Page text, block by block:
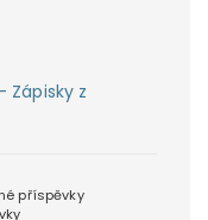
Zápisky z
příspěvky